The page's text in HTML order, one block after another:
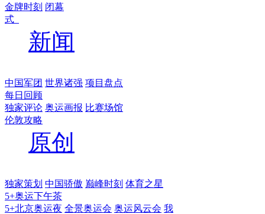
金牌时刻 闭幕
式
新闻
中国军团 世界诸强 项目盘点
每日回顾
独家评论 奥运画报 比赛场馆
伦敦攻略
原创
独家策划 中国骄傲 巅峰时刻 体育之星
5+奥运下午茶
5+北京奥运夜 全景奥运会 奥运风云会 我